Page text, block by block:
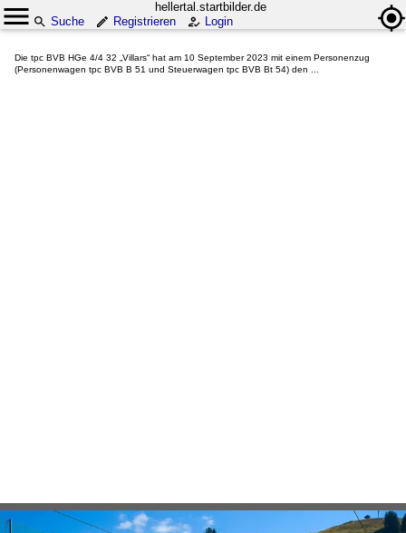
hellertal.startbilder.de
Suche
Registrieren Login
Die tpc BVB HGe 4/4 32 „Villars“ hat am 10 September 2023 mit einem Personenzug
(Personenwagen tpc BVB B 51 und Steuerwagen tpc BVB Bt 54) den ...